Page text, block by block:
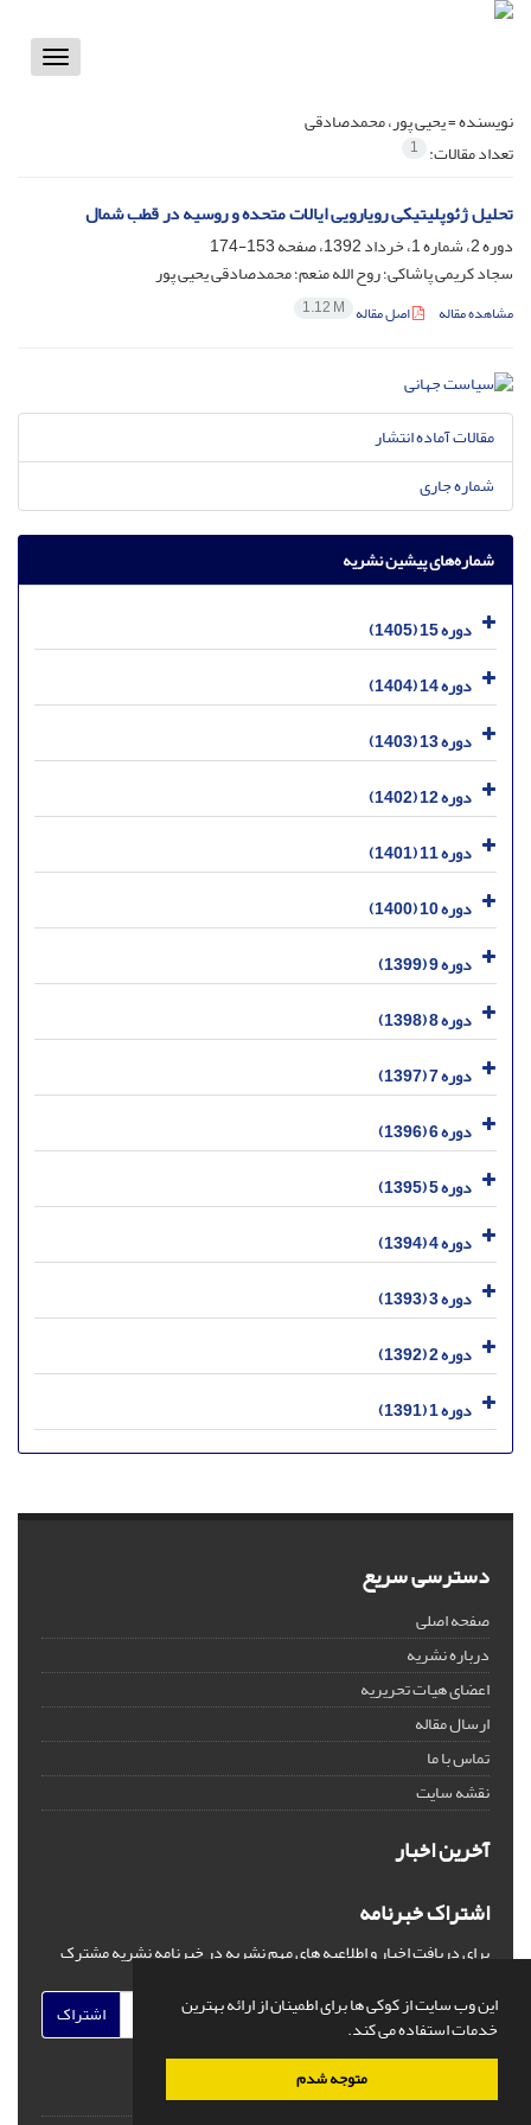
این وب سایت از کوکی ها برای اطمینان از ارائه بهترین
خدمات استفاده می کند.
متوجه شدم
Toggle
نویسنده =یحیی پور، محمدصادقی
تعداد مقالات: 1
تحلیل ژئوپلیتیکی رویارویی ایالات متحده و روسیه در قطب شمال
دوره 2، شماره 1، خرداد 1392، صفحه
153-174
سجاد کریمی پاشاکی؛ روح الله منعم؛ محمدصادقی یحیی پور
مشاهده مقاله اصل مقاله 1.12 M
مقالات آماده انتشار
شماره جاری
شماره‌های پیشین نشریه
دوره 15 (1405)
دوره 14 (1404)
دوره 13 (1403)
دوره 12 (1402)
دوره 11 (1401)
دوره 10 (1400)
دوره 9 (1399)
دوره 8 (1398)
دوره 7 (1397)
دوره 6 (1396)
دوره 5 (1395)
دوره 4 (1394)
دوره 3 (1393)
دوره 2 (1392)
دوره 1 (1391)
دسترسی سریع
صفحه اصلی
درباره نشریه
اعضای هیات تحریریه
ارسال مقاله
تماس با ما
نقشه سایت
آخرین اخبار
اشتراک خبرنامه
برای دریافت اخبار و اطلاعیه های مهم نشریه در خبرنامه نشریه مشترک
اشتراک